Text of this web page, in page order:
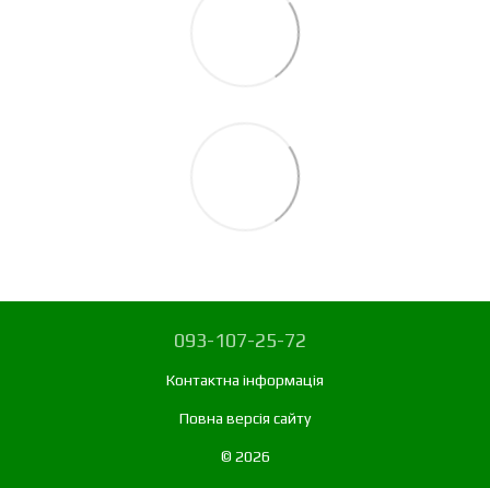
093-107-25-72
Контактна інформація
Повна версія сайту
© 2026